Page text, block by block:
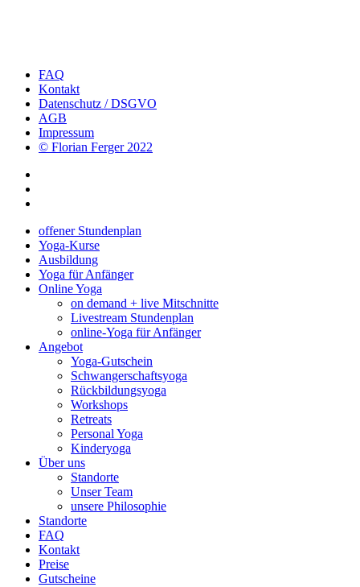
FAQ
Kontakt
Datenschutz / DSGVO
AGB
Impressum
© Florian Ferger 2022
offener Stundenplan
Yoga-Kurse
Ausbildung
Yoga für Anfänger
Online Yoga
on demand + live Mitschnitte
Livestream Stundenplan
online-Yoga für Anfänger
Angebot
Yoga-Gutschein
Schwangerschaftsyoga
Rückbildungsyoga
Workshops
Retreats
Personal Yoga
Kinderyoga
Über uns
Standorte
Unser Team
unsere Philosophie
Standorte
FAQ
Kontakt
Preise
Gutscheine